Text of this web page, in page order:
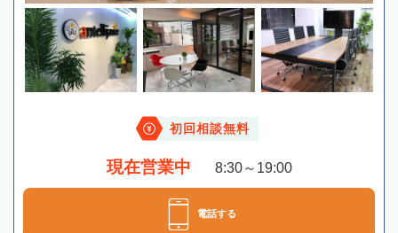
初回相談無料
現在営業中 8:30～19:00
電話する